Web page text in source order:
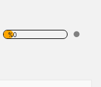
%0